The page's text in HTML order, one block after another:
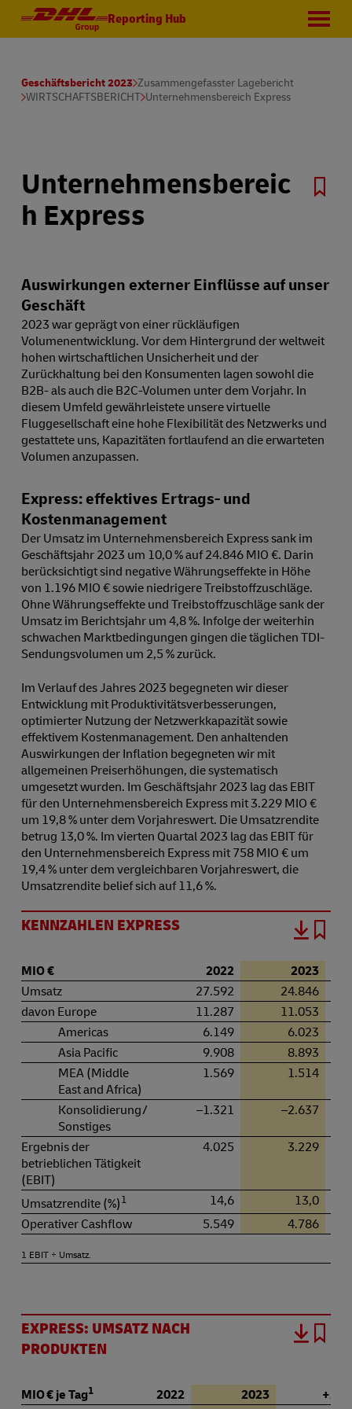
Reporting Hub
Geschäftsbericht 2023 Zusammengefasster Lagebericht
WIRTSCHAFTSBERICHT Unternehmensbereich Express
Unternehmensbereic
h Express
Auswirkungen externer Einflüsse auf unser
Geschäft
2023 war geprägt von einer rückläufigen
Volumenentwicklung. Vor dem Hintergrund der weltweit
hohen wirtschaftlichen Unsicherheit und der
Zurückhaltung bei den Konsumenten lagen sowohl die
B2B- als auch die B2C-Volumen unter dem Vorjahr. In
diesem Umfeld gewährleistete unsere virtuelle
Fluggesellschaft eine hohe Flexibilität des Netzwerks und
gestattete uns, Kapazitäten fortlaufend an die erwarteten
Volumen anzupassen.
Express: effektives Ertrags- und
Kostenmanagement
Der Umsatz im Unternehmensbereich Express sank im
Geschäftsjahr 2023 um 10,0 % auf 24.846 MIO €. Darin
berücksichtigt sind negative Währungseffekte in Höhe
von 1.196 MIO € sowie niedrigere Treibstoffzuschläge.
Ohne Währungseffekte und Treibstoffzuschläge sank der
Umsatz im Berichtsjahr um 4,8 %. Infolge der weiterhin
schwachen Marktbedingungen gingen die täglichen TDI-
Sendungsvolumen um 2,5 % zurück.
Im Verlauf des Jahres 2023 begegneten wir dieser
Entwicklung mit Produktivitätsverbesserungen,
optimierter Nutzung der Netzwerkkapazität sowie
effektivem Kostenmanagement. Den anhaltenden
Auswirkungen der Inflation begegneten wir mit
allgemeinen Preiserhöhungen, die systematisch
umgesetzt wurden. Im Geschäftsjahr 2023 lag das EBIT
für den Unternehmensbereich Express mit 3.229 MIO €
um 19,8 % unter dem Vorjahreswert. Die Umsatzrendite
betrug 13,0 %. Im vierten Quartal 2023 lag das EBIT für
den Unternehmensbereich Express mit 758 MIO € um
19,4 % unter dem vergleichbaren Vorjahreswert, die
Umsatzrendite belief sich auf 11,6 %.
KENNZAHLEN EXPRESS
MIO € 2022
2023
Umsatz
27.592
24.846
davon Europe
11.287
11.053
Americas
6.149
6.023
Asia Pacific
9.908
8.893
MEA (Middle
East and Africa)
1.569 1.514
Konsolidierung /
Sonstiges
–1.321 –2.637
Ergebnis der
betrieblichen Tätigkeit
(EBIT)
4.025 3.229
Umsatzrendite (%)1 14,6
13,0
Operativer Cashflow
5.549 4.786
1 EBIT ÷ Umsatz.
EXPRESS: UMSATZ NACH
PRODUKTEN
MIO€je Tag1 2022 2023
+ / –